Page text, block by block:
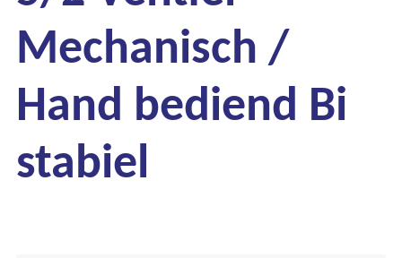
Mechanisch /
Hand bediend Bi
stabiel